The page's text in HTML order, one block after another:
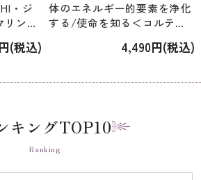
・ジ
リン」
(税込)
体のエネルギー的要素を浄化
する/使命を知る＜コルテ
ルマリン」 [15ml]4,490円(税込)
キングTOP10
Ranking